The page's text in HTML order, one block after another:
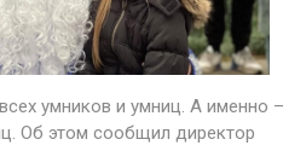
умников и умниц. А именно –
Об этом сообщил директор